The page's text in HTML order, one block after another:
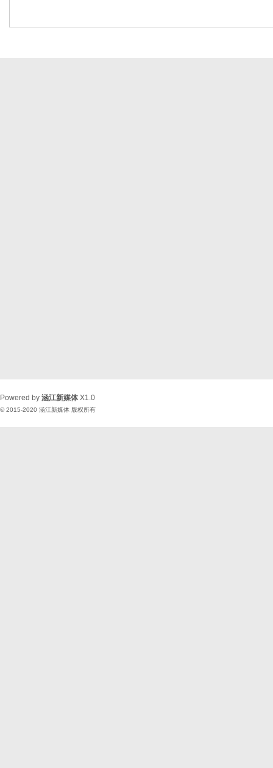
Powered by 涵江新媒体 X1.0
© 2015-2020 涵江新媒体 版权所有